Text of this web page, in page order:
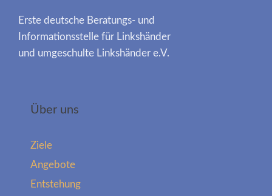
Erste deutsche Beratungs- und
Informationsstelle für Linkshänder
und umgeschulte Linkshänder e.V.
Über uns
Ziele
Angebote
Entstehung